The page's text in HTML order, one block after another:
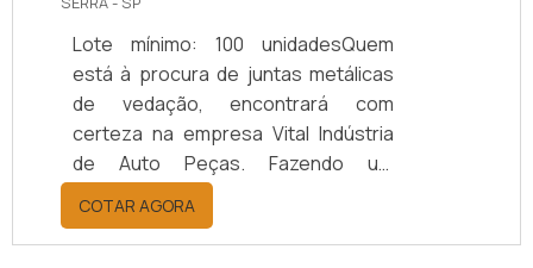
Lote mínimo: 100 unidadesQuem
está à procura de juntas metálicas
de vedação, encontrará com
certeza na empresa Vital Indústria
de Auto Peças. Fazendo um
orçamento por meio da maior
empresa da área, é possível achar a
sofisticação, qualidade e preço
COTAR AGORA